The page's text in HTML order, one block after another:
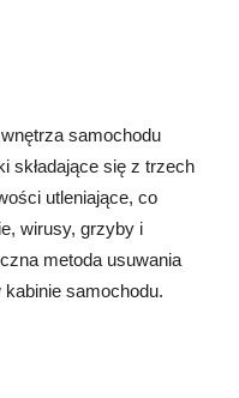
samochodu
składające się z trzech
utleniające, co
wirusy, grzyby i
metoda usuwania
samochodu.